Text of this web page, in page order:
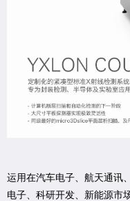
运用在汽车电子、航天通讯
电子、科研开发、新能源市